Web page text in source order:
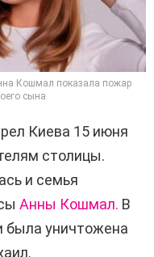
Кошмал показала пожар
сына
Киева 15 июня
столицы.
и семья
Анны Кошмал. В
была уничтожена